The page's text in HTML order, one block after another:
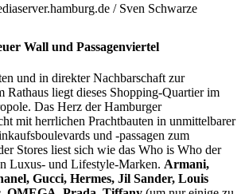
/ Sven Schwarze
Wall und Passagenviertel
und in direkter Nachbarschaft zur
Rathaus liegt dieses Shopping-Quartier im
Das Herz der Hamburger
mit herrlichen Prachtbauten in unmittelbarer
und -passagen zum
Stores liest sich wie das Who is Who der
Luxus- und Lifestyle-Marken. Armani,
Gucci, Hermes, Jil Sander, Louis